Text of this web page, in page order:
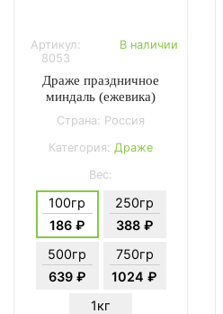
Артикул:
8053
В наличии
Драже праздничное
миндаль (ежевика)
Страна: Россия
Категория: Драже
Вес:
100гр
186 ₽
250гр
388 ₽
500гр
639 ₽
750гр
1024 ₽
1кг